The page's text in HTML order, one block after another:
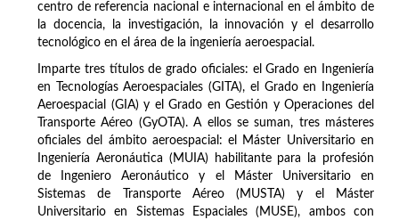
centro de referencia nacional e internacional en el ámbito de
la docencia, la investigación, la innovación y el desarrollo
tecnológico en el área de la ingeniería aeroespacial.
Imparte tres títulos de grado oficiales: el Grado en Ingeniería
en Tecnologías Aeroespaciales (GITA), el Grado en Ingeniería
Aeroespacial (GIA) y el Grado en Gestión y Operaciones del
Transporte Aéreo (GyOTA). A ellos se suman, tres másteres
oficiales del ámbito aeroespacial: el Máster Universitario en
Ingeniería Aeronáutica (MUIA) habilitante para la profesión
de Ingeniero Aeronáutico y el Máster Universitario en
Sistemas de Transporte Aéreo (MUSTA) y el Máster
Universitario en Sistemas Espaciales (MUSE), ambos con